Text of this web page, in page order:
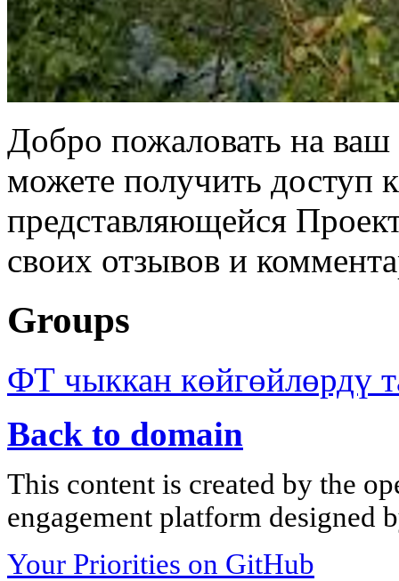
Добро пожаловать на
можете получить доступ
представляющейся
своих отзывов и
Groups
ФТ чыккан көйгөйлөрдү
Back to domain
This content is created by the
engagement platform designed
Your Priorities on GitHub